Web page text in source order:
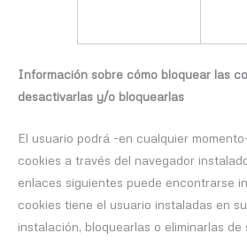
Información sobre cómo bloquear las
desactivarlas y/o bloquearlas
El usuario podrá -en cualquier
cookies a través del navegador
enlaces siguientes puede encontrarse
cookies tiene el usuario instaladas en
instalación, bloquearlas o eliminarlas de